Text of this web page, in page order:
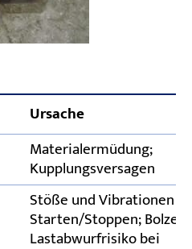
Ursache
Materialermüdung;
Kupplungsversagen
Stöße und Vibrationen
Starten/Stoppen;
Lastabwurfrisiko bei